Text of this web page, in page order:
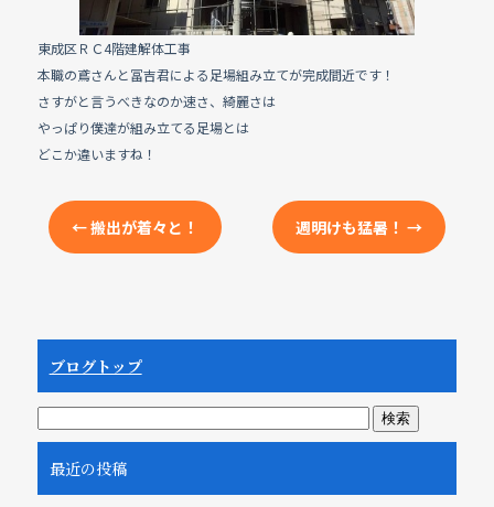
東成区ＲＣ4階建解体工事
本職の鳶さんと冨吉君による足場組み立てが完成間近です！
さすがと言うべきなのか速さ、綺麗さは
やっぱり僕達が組み立てる足場とは
どこか違いますね！
←搬出が着々と！ 週明けも猛暑！→
ブログトップ
最近の投稿